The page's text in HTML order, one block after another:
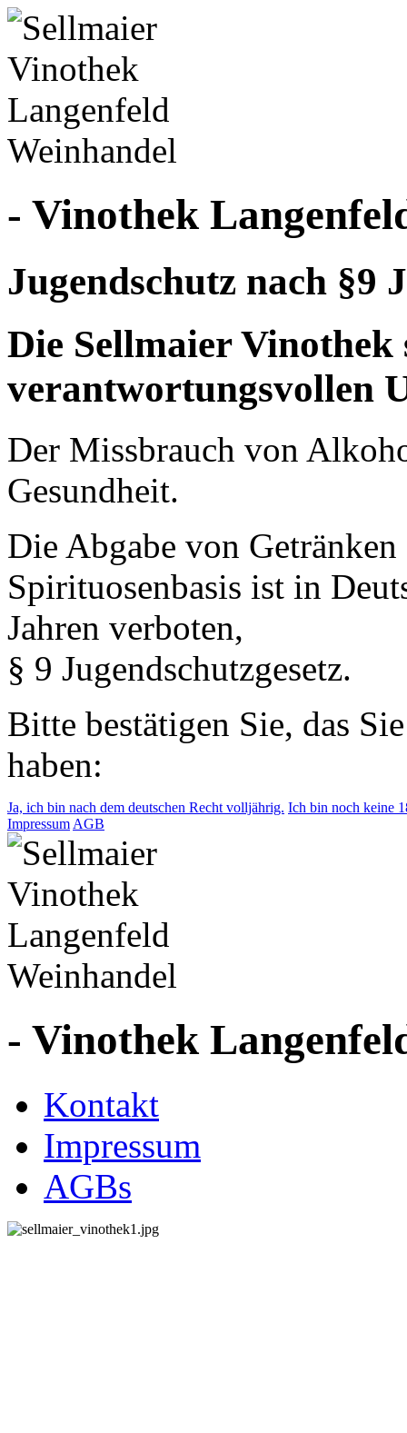
- Vinothek
Jugendschutz nach §9
Die Sellmaier Vinothek
verantwortungsvollen
Der Missbrauch von
Gesundheit.
Die Abgabe von
Spirituosenbasis ist in
Jahren verboten,
§ 9 Jugendschutzgesetz.
Bitte bestätigen Sie, das
haben:
Ja, ich bin nach dem deutschen Recht volljährig. Ich bin noch keine
Impressum AGB
- Vinothek
Kontakt
Impressum
AGBs